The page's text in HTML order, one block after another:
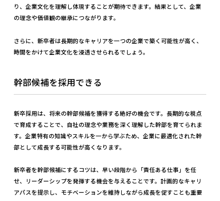
り、企業文化を理解し体現することが期待できます。結果として、企業
の理念や価値観の継承につながります。
さらに、新卒者は長期的なキャリアを一つの企業で築く可能性が高く、
時間をかけて企業文化を浸透させられるでしょう。
幹部候補を採用できる
新卒採用は、将来の幹部候補を獲得する絶好の機会です。長期的な視点
で育成することで、自社の理念や業務を深く理解した幹部を育てられま
す。企業特有の知識やスキルを一から学ぶため、企業に最適化された幹
部として成長する可能性が高くなります。
新卒者を幹部候補にするコツは、早い段階から「責任ある仕事」を任
せ、リーダーシップを発揮する機会を与えることです。計画的なキャリ
アパスを提示し、モチベーションを維持しながら成長を促すことも重要